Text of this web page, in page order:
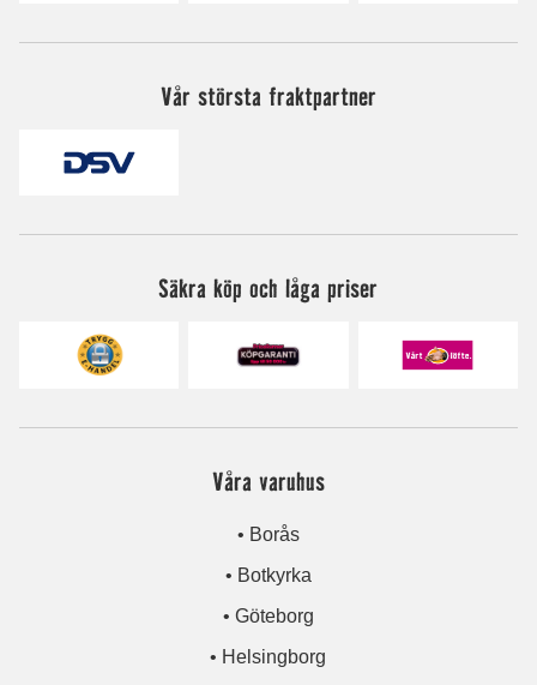
Vår största fraktpartner
Säkra köp och låga priser
Våra varuhus
• Borås
• Botkyrka
• Göteborg
• Helsingborg